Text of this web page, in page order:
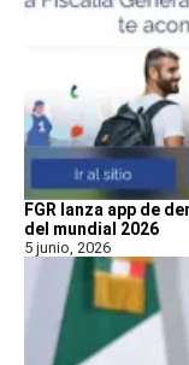
FGR lanza app de
del mundial 2026
5 junio, 2026